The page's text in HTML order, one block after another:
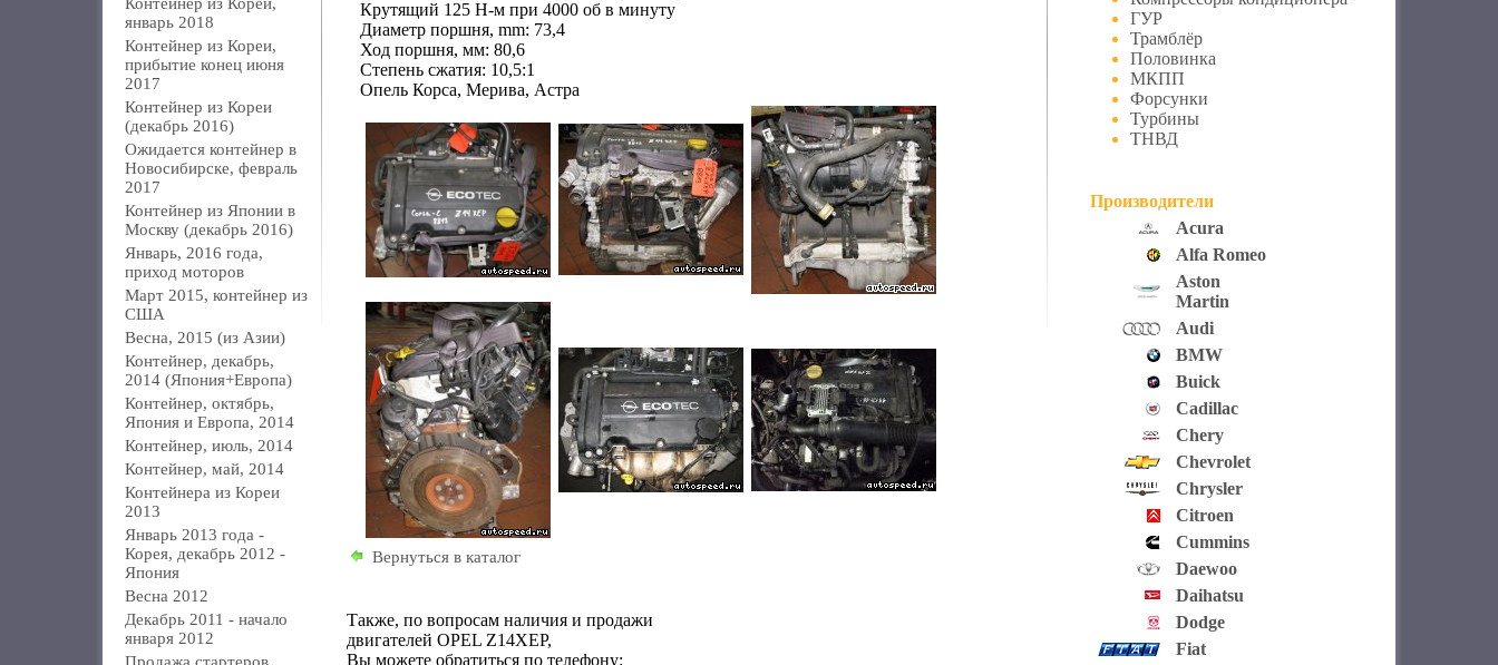
январь 2018
Контейнер из Кореи,
прибытие конец июня
2017
Контейнер из Кореи
(декабрь 2016)
Ожидается контейнер в
Новосибирске, февраль
2017
Контейнер из Японии в
Москву (декабрь 2016)
Январь, 2016 года,
приход моторов
Март 2015, контейнер из
США
Весна, 2015 (из Азии)
Контейнер, декабрь,
2014 (Япония+Европа)
Контейнер, октябрь,
Япония и Европа, 2014
Контейнер, июль, 2014
Контейнер, май, 2014
Контейнера из Кореи
2013
Январь 2013 года -
Корея, декабрь 2012 -
Япония
Весна 2012
Декабрь 2011 - начало
января 2012
Крутящий 125 Н-м при 4000 об в минуту
Диаметр поршня, mm: 73,4
Ход поршня, мм: 80,6
Степень сжатия: 10,5:1
Опель Корса, Мерива, Астра
Вернуться в каталог
Также, по вопросам наличия и продажи
двигателей OPEL Z14XEP,
Вы можете обратиться по телефону:
ГУР
Трамблёр
Половинка
МКПП
Форсунки
Турбины
ТНВД
Производители
Acura
Alfa Romeo
Aston
Martin
Audi
BMW
Buick
Cadillac
Chery
Chevrolet
Chrysler
Citroen
Cummins
Daewoo
Daihatsu
Dodge
Fiat